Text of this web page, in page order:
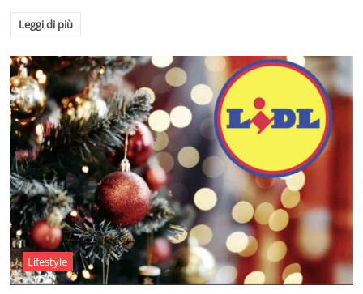
Leggi di più
Lifestyle